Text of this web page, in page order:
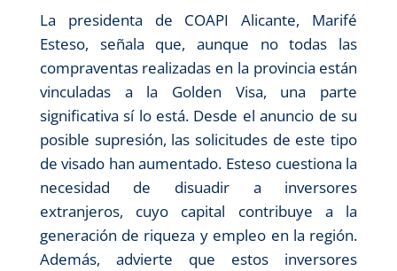
La presidenta de COAPI Alicante, Marifé
Esteso, señala que, aunque no todas las
compraventas realizadas en la provincia están
vinculadas a la Golden Visa, una parte
significativa sí lo está. Desde el anuncio de su
posible supresión, las solicitudes de este tipo
de visado han aumentado. Esteso cuestiona la
necesidad de disuadir a inversores
extranjeros, cuyo capital contribuye a la
generación de riqueza y empleo en la región.
Además, advierte que estos inversores